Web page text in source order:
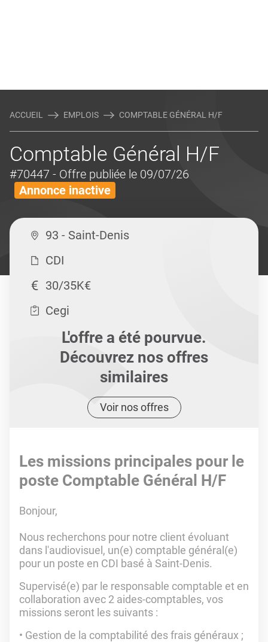
ACCUEIL EMPLOIS COMPTABLE GÉNÉRAL H/F
Comptable Général H/F
#70447 - Offre publiée le 09/07/26
Annonce inactive
93 - Saint-Denis
CDI
30/35K€
Cegi
L'offre a été pourvue.
Découvrez nos offres
similaires
Voir nos offres
Les missions principales pour le
poste Comptable Général H/F
Bonjour,
Nous recherchons pour notre client évoluant
dans l'audiovisuel, un(e) comptable général(e)
pour un poste en CDI basé à Saint-Denis.
Supervisé(e) par le responsable comptable et en
collaboration avec 2 aides-comptables, vos
missions seront les suivants :
Gestion de la comptabilité des frais généraux ;